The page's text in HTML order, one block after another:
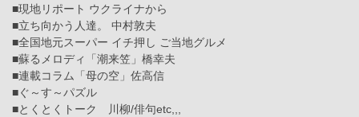
■現地リポート ウクライナから
■立ち向かう人達。 中村敦夫
■全国地元スーパー イチ押し ご当地グルメ
■蘇るメロディ「潮来笠」橋幸夫
■連載コラム「母の空」佐高信
■ぐ～す～パズル
■とくとくトーク 川柳/俳句etc,,,